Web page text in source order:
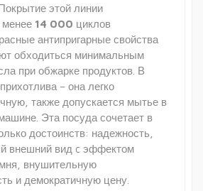
этой линии
14 000 циклов
антипригарные свойства
обходиться минимальным
при обжарке продуктов. В
– она легко
также допускается мытье в
Эта посуда сочетает в
достоинств: надежность,
внешний вид c эффектом
внушительную
и демократичную цену.